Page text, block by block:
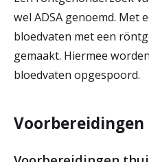
wel ADSA genoemd. Met
bloedvaten met een
gemaakt. Hiermee
bloedvaten opgespoord.
Voorbereidingen